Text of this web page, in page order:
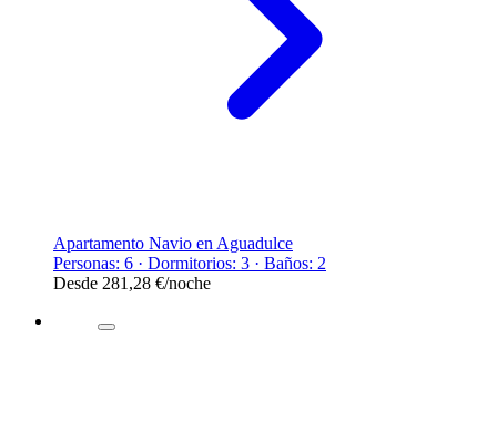
Apartamento Navio en Aguadulce
Personas: 6 · Dormitorios: 3 · Baños: 2
Desde 281,28 €/noche